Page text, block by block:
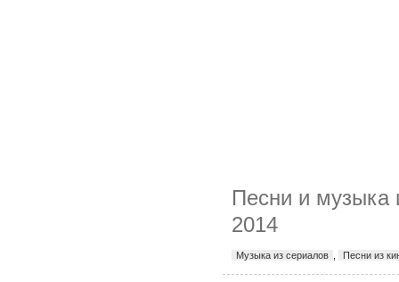
Песни и музыка
2014
Музыка из сериалов Песни из